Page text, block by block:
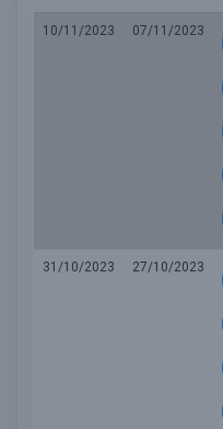
10/11/2023
07/11/2023
31/10/2023
27/10/2023